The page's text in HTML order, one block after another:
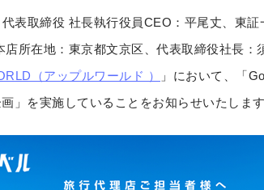
表取締役 社長執行役員CEO：平尾丈、東
所在地：東京都文京区、代表取締役社長：
（アップルワールド ）
」において、「
」を実施していることをお知らせいたします